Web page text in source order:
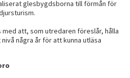
glesbygdsborna till förmån för
att, som utredaren föreslår, hålla
några år för att kunna utläsa